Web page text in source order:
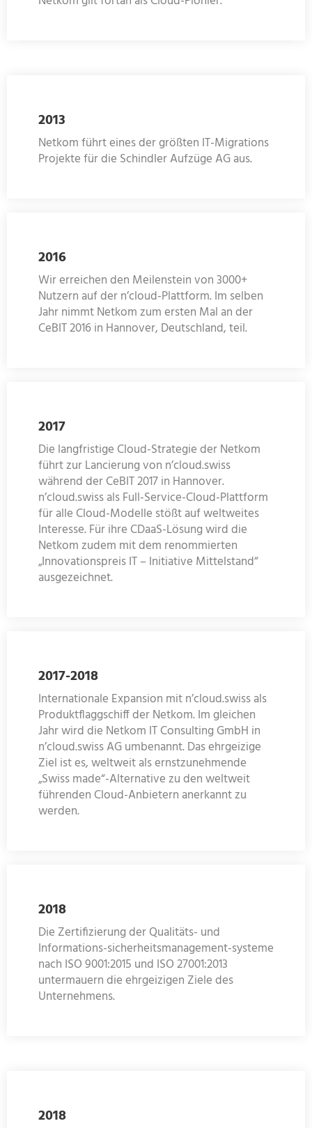
2013
Netkom führt eines der größten IT-Migrations
Projekte für die Schindler Aufzüge AG aus.
2016
Wir erreichen den Meilenstein von 3000+
Nutzern auf der n’cloud-Plattform. Im selben
Jahr nimmt Netkom zum ersten Mal an der
CeBIT 2016 in Hannover, Deutschland, teil.
2017
Die langfristige Cloud-Strategie der Netkom
führt zur Lancierung von n’cloud.swiss
während der CeBIT 2017 in Hannover.
n’cloud.swiss als Full-Service-Cloud-Plattform
für alle Cloud-Modelle stößt auf weltweites
Interesse. Für ihre CDaaS-Lösung wird die
Netkom zudem mit dem renommierten
„Innovationspreis IT – Initiative Mittelstand“
ausgezeichnet.
2017-2018
Internationale Expansion mit n’cloud.swiss als
Produktflaggschiff der Netkom. Im gleichen
Jahr wird die Netkom IT Consulting GmbH in
n’cloud.swiss AG umbenannt. Das ehrgeizige
Ziel ist es, weltweit als ernstzunehmende
„Swiss made“-Alternative zu den weltweit
führenden Cloud-Anbietern anerkannt zu
werden.
2018
Die Zertifizierung der Qualitäts- und
Informations-sicherheitsmanagement-systeme
nach ISO 9001:2015 und ISO 27001:2013
untermauern die ehrgeizigen Ziele des
Unternehmens.
2018